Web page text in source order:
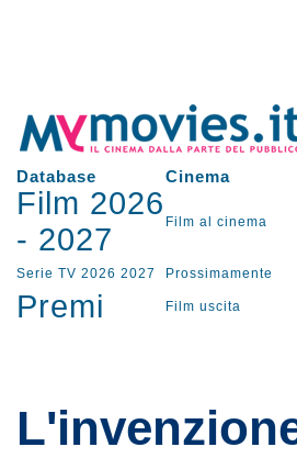
Database Cinema
Film 2026
- 2027 Film al cinema
Serie TV 2026 2027 Prossimamente
Premi Film uscita